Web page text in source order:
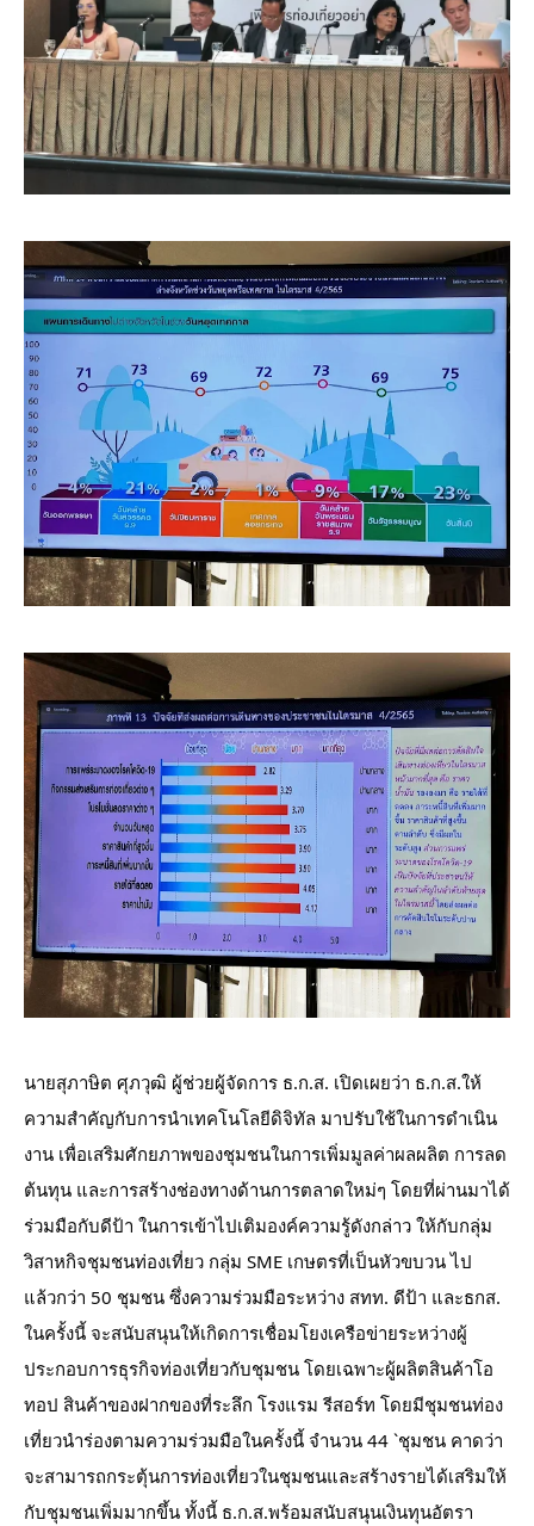
นายสุภาษิต ศุภวุฒิ ผู้ช่วยผู้จัดการ ธ.ก.ส. เปิดเผยว่า ธ.ก.ส.ให้
ความสำคัญกับการนำเทคโนโลยีดิจิทัล มาปรับใช้ในการดำเนิน
งาน เพื่อเสริมศักยภาพของชุมชนในการเพิ่มมูลค่าผลผลิต การลด
ต้นทุน และการสร้างช่องทางด้านการตลาดใหม่ๆ โดยที่ผ่านมาได้
ร่วมมือกับดีป้า ในการเข้าไปเติมองค์ความรู้ดังกล่าว ให้กับกลุ่ม
วิสาหกิจชุมชนท่องเที่ยว กลุ่ม SME เกษตรที่เป็นหัวขบวน ไป
แล้วกว่า 50 ชุมชน ซึ่งความร่วมมือระหว่าง สทท. ดีป้า และธกส.
ในครั้งนี้ จะสนับสนุนให้เกิดการเชื่อมโยงเครือข่ายระหว่างผู้
ประกอบการธุรกิจท่องเที่ยวกับชุมชน โดยเฉพาะผู้ผลิตสินค้าโอ
ทอป สินค้าของฝากของที่ระลึก โรงแรม รีสอร์ท โดยมีชุมชนท่อง
เที่ยวนำร่องตามความร่วมมือในครั้งนี้ จำนวน 44 `ชุมชน คาดว่า
จะสามารถกระตุ้นการท่องเที่ยวในชุมชนและสร้างรายได้เสริมให้
กับชุมชนเพิ่มมากขึ้น ทั้งนี้ ธ.ก.ส.พร้อมสนับสนุนเงินทุนอัตรา